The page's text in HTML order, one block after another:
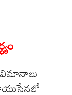
విమానాలు